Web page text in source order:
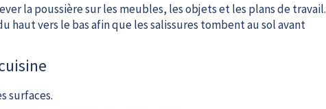
la poussière sur les meubles, les objets et les plans de travail.
haut vers le bas afin que les salissures tombent au sol avant
surfaces.